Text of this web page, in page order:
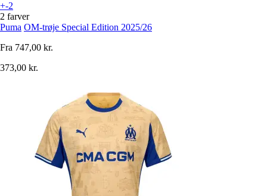
+-2
2 farver
Puma OM-trøje Special Edition 2025/26
Fra 747,00 kr.
373,00 kr.